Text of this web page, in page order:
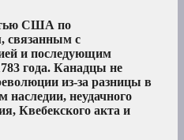
США по
связанным с
и последующим
года. Канадцы не
из-за разницы в
наследии, неудачного
Квебекского акта и